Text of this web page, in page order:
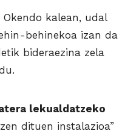
kalean, udal
behinekoa izan da
bideraezina zela
lekualdatzeko
dituen instalazioa”